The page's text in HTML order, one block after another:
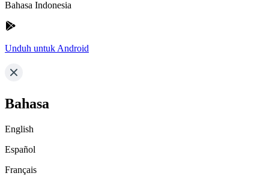
Bahasa Indonesia
Unduh untuk Android
Bahasa
English
Español
Français